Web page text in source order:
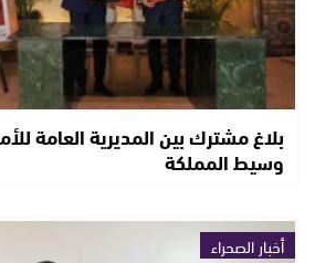
بلاغ مشترك بين المديرية العامة
وسيط المملكة
أخبار الصحراء